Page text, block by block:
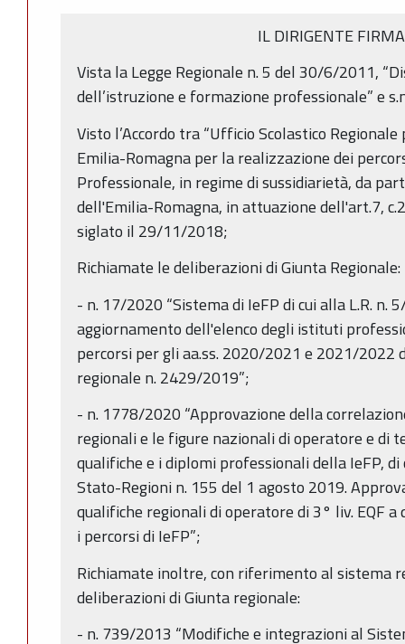
IL DIRIGENTE
Vista la Legge Regionale n. 5 del 30/6/2011,
dell’istruzione e formazione professionale” e
Visto l’Accordo tra “Ufficio Scolastico
Emilia-Romagna per la realizzazione dei
Professionale, in regime di sussidiarietà, da
dell'Emilia-Romagna, in attuazione dell'art.7,
siglato il 29/11/2018;
Richiamate le deliberazioni di Giunta Regionale:
- n. 17/2020 “Sistema di IeFP di cui alla L.R. n.
aggiornamento dell'elenco degli istituti
percorsi per gli aa.ss. 2020/2021 e 2021/2022
regionale n. 2429/2019”;
- n. 1778/2020 “Approvazione della
regionali e le figure nazionali di operatore e di
qualifiche e i diplomi professionali della IeFP, di
Stato-Regioni n. 155 del 1 agosto 2019.
qualifiche regionali di operatore di 3° liv. EQF a
i percorsi di IeFP”;
Richiamate inoltre, con riferimento al sistema
deliberazioni di Giunta regionale:
- n. 739/2013 “Modifiche e integrazioni al